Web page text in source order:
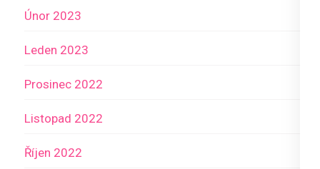
Únor 2023
Leden 2023
Prosinec 2022
Listopad 2022
Říjen 2022